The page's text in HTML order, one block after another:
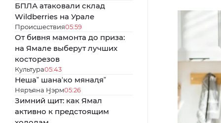
БПЛА атаковали склад
Wildberries на Урале
Происшествия05:59
От бивня мамонта до приза:
на Ямале выберут лучших
косторезов
Культура05:43
Нешаˮ шанаʼко мянаԯяˮ
Няръяна Ӈэрм05:26
Зимний щит: как Ямал
активно к предстоящим